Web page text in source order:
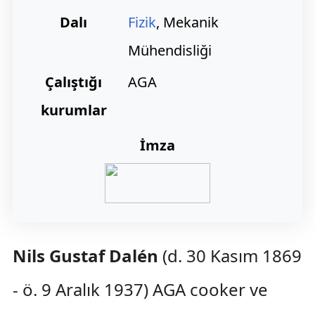
Dalı Fizik, Mekanik
Mühendisliği
Çalıştığı
kurumlar
AGA
İmza
Nils Gustaf Dalén (d. 30 Kasım 1869
- ö. 9 Aralık 1937) AGA cooker ve